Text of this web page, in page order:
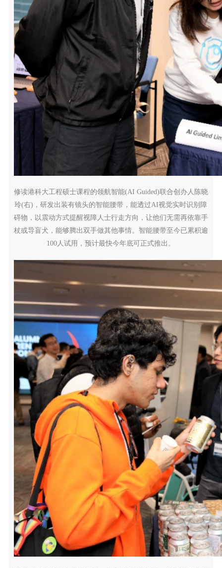
修读港科大工程硕士课程的领航智能(AI Guided)联合创办人陈晓
玲(右)，研发出装有镜头的智能腰带，能透过AI视觉实时识别障
碍物，以震动方式提醒视障人士行走方向，让他们无需再依靠手
杖或导盲犬，能够腾出双手做其他事情。智能腰带至今已累积逾
100人试用，预计最快今年底可正式推出。